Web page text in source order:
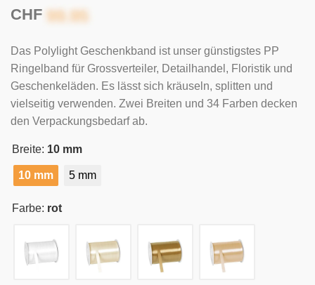
CHF
Das Polylight Geschenkband ist unser günstigstes PP
Ringelband für Grossverteiler, Detailhandel, Floristik und
Geschenkeläden. Es lässt sich kräuseln, splitten und
vielseitig verwenden. Zwei Breiten und 34 Farben decken
den Verpackungsbedarf ab.
Breite: 10 mm
10 mm 5 mm
Farbe: rot